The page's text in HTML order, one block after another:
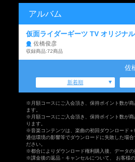
アルバム
仮面ライダーギーツ TV オリジナ
佐橋俊彦
収録商品:72商品
佐
新着順
※月額コースにご入会頂き、保持ポイント数が
ます。
※月額コースにご入会頂き、保持ポイント数が
ります。
※音楽コンテンツは、楽曲の初回ダウンロード＋
通信環境の影響等でダウンロードに失敗した場
ださい。
※都合によりダウンロード権利購入後、データの
※課金後の返品・キャンセルについて、 お客様